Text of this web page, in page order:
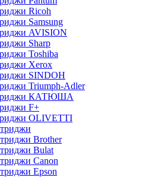
Ricoh
Samsung
AVISION
Sharp
Toshiba
Xerox
SINDOH
Triumph-Adler
КАТЮША
F+
OLIVETTI
Brother
Bulat
Canon
Epson